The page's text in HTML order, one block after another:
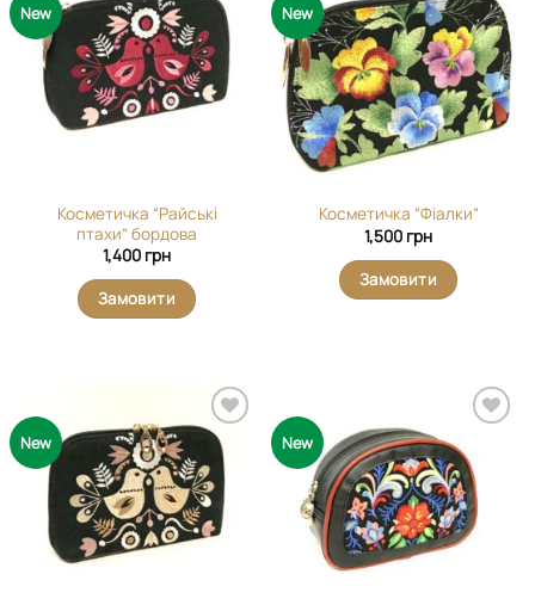
New
Додати
виріб у
вибране
Косметичка “Райські
птахи” бордова
1,400 грн
Замовити
New
Додати
виріб у
вибране
Косметичка “Фіалки”
1,500 грн
Замовити
New
Додати
виріб у
вибране
New
Додати
виріб у
вибране